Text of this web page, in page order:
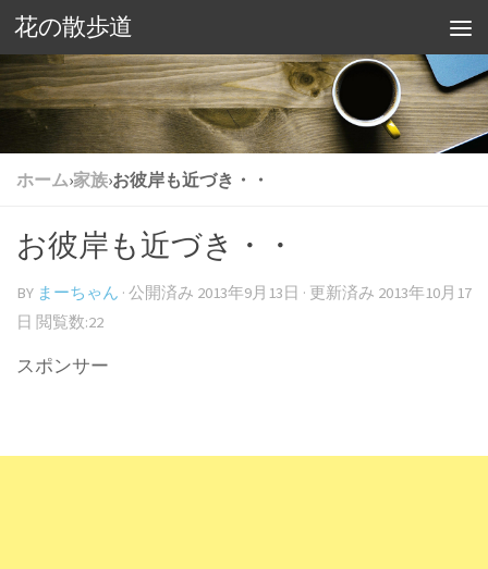
花の散歩道
ホーム›家族›お彼岸も近づき・・
お彼岸も近づき・・
BY まーちゃん · 公開済み 2013年9月13日 · 更新済み 2013年10月17
日 閲覧数:22
スポンサー